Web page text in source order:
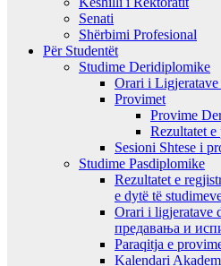
Senati
Shërbimi Profesional
Për Studentët
Studime Deridiplomike
Orari i
Provimet
Provime
Rezultatet e
Sesioni Shtese i
Studime Pasdiplomike
Rezultatet e
e dytë të
Orari i ligjeratave
предавањa и
Paraqitja e
Kalendari